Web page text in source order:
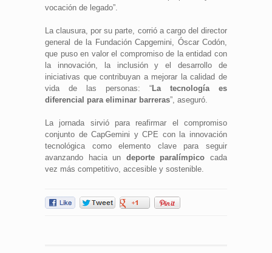
vocación de legado”.
La clausura, por su parte, corrió a cargo del director
general de la Fundación Capgemini, Óscar Codón,
que puso en valor el compromiso de la entidad con
la innovación, la inclusión y el desarrollo de
iniciativas que contribuyan a mejorar la calidad de
vida de las personas: “La tecnología es
diferencial para eliminar barreras”, aseguró.
La jornada sirvió para reafirmar el compromiso
conjunto de CapGemini y CPE con la innovación
tecnológica como elemento clave para seguir
avanzando hacia un deporte paralímpico cada
vez más competitivo, accesible y sostenible.